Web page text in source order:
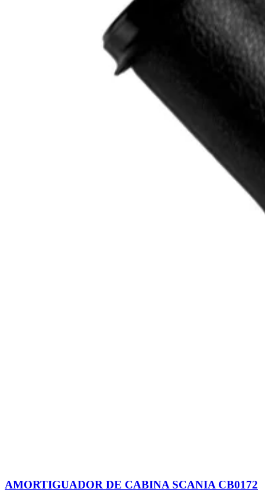
AMORTIGUADOR DE CABINA SCANIA CB0172